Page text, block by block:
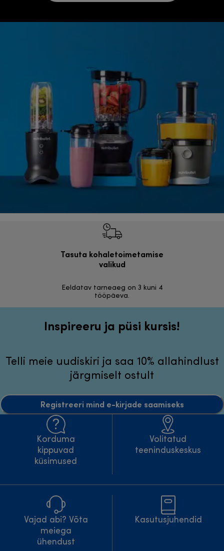
Tasuta kohaletoimetamise
valikud
Eeldatav tarneaeg on 3 kuni 4
tööpäeva.
Inspireeru ja püsi kursis!
Telli meie uudiskiri ja saa 10% allahindlust
järgmiselt ostult
Registreeri mind e-kirjade saamiseks
Korduma
kippuvad
küsimused
Volitatud
teeninduskeskus
Vajad abi? Võta
meiega
ühendust
Kasutusjuhendid